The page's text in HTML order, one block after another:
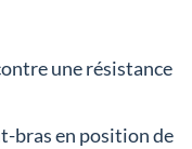
une résistance
bras en position de